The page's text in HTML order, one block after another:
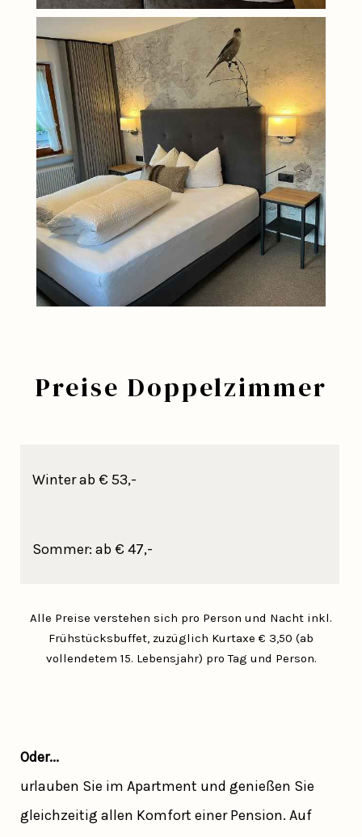
Preise Doppelzimmer
Winter ab € 53,-
Sommer: ab € 47,-
Alle Preise verstehen sich pro Person und Nacht inkl.
Frühstücksbuffet, zuzüglich Kurtaxe € 3,50 (ab
vollendetem 15. Lebensjahr) pro Tag und Person.
Oder...
urlauben Sie im Apartment und genießen Sie
gleichzeitig allen Komfort einer Pension. Auf